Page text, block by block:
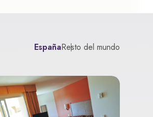
EspañaResto del mundo